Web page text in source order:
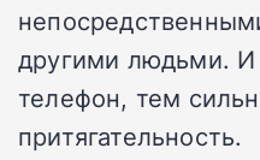
другими людьми.
телефон, тем
притягательность.